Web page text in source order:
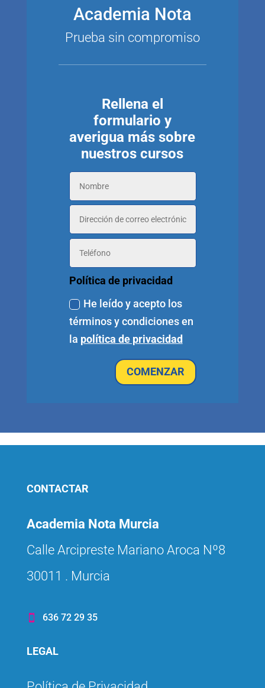
Academia Nota
Prueba sin compromiso
Rellena el
formulario y
averigua más sobre
nuestros cursos
Política de privacidad
He leído y acepto los
términos y condiciones en
la política de privacidad
COMENZAR
CONTACTAR
Academia Nota Murcia
Calle Arcipreste Mariano Aroca Nº8
30011 . Murcia
 636 72 29 35
LEGAL